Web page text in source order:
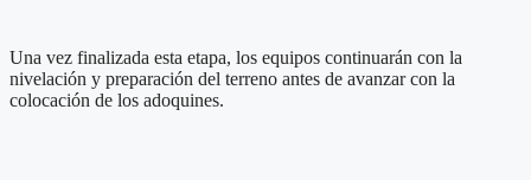
Una vez finalizada esta etapa, los equipos continuarán con la
nivelación y preparación del terreno antes de avanzar con la
colocación de los adoquines.